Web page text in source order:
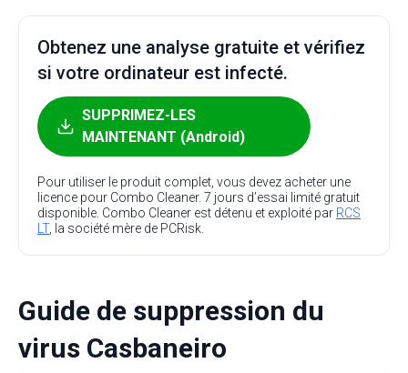
Obtenez une analyse gratuite et vérifiez
si votre ordinateur est infecté.
SUPPRIMEZ-LES
MAINTENANT (Android)
Pour utiliser le produit complet, vous devez acheter une
licence pour Combo Cleaner. 7 jours d’essai limité gratuit
disponible. Combo Cleaner est détenu et exploité par RCS
LT, la société mère de PCRisk.
Guide de suppression du
virus Casbaneiro